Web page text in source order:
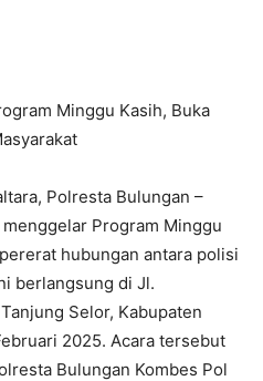
Minggu Kasih, Buka
Polresta Bulungan –
Program Minggu
hubungan antara polisi
berlangsung di Jl.
Selor, Kabupaten
2025. Acara tersebut
Bulungan Kombes Pol